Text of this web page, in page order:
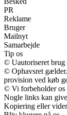
PR
Reklame
Bruger
Mailnyt
Samarbejde
Tip os
© Uautoriseret brug
© Ophavsret
provision ved køb
© Vi forbeholder os
Nogle links kan
Kopiering eller